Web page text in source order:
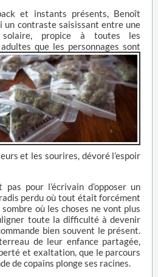
et instants présents, Benoît
un contraste saisissant entre une
solaire, propice à toutes les
que les personnages sont
et les sourires, dévoré l’espoir
pour l’écrivain d’opposer un
perdu où tout était forcément
où les choses ne vont plus
toute la difficulté à devenir
bien souvent le présent.
de leur enfance partagée,
et exaltation, que le parcours
de copains plonge ses racines.